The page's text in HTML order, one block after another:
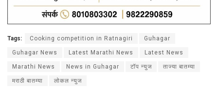
Tags: Cooking competition in Ratnagiri Guhagar
Guhagar News Latest Marathi News Latest News
Marathi News News in Guhagar टॉप न्युज ताज्या बातम्या
मराठी बातम्या लोकल न्युज